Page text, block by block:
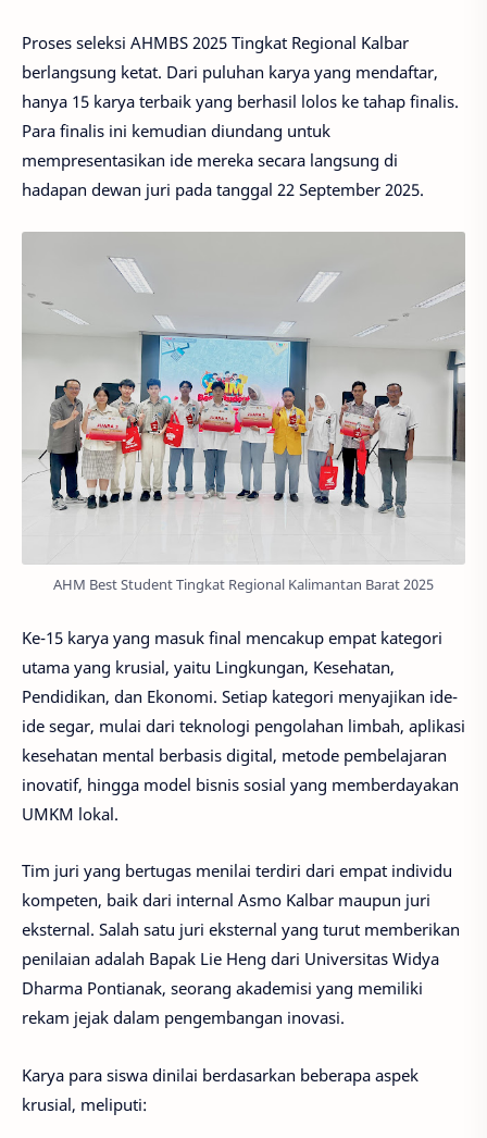
Proses seleksi AHMBS 2025 Tingkat Regional Kalbar
berlangsung ketat. Dari puluhan karya yang mendaftar,
hanya 15 karya terbaik yang berhasil lolos ke tahap finalis.
Para finalis ini kemudian diundang untuk
mempresentasikan ide mereka secara langsung di
hadapan dewan juri pada tanggal 22 September 2025.
AHM Best Student Tingkat Regional Kalimantan Barat 2025
Ke-15 karya yang masuk final mencakup empat kategori
utama yang krusial, yaitu Lingkungan, Kesehatan,
Pendidikan, dan Ekonomi. Setiap kategori menyajikan ide-
ide segar, mulai dari teknologi pengolahan limbah, aplikasi
kesehatan mental berbasis digital, metode pembelajaran
inovatif, hingga model bisnis sosial yang memberdayakan
UMKM lokal.
Tim juri yang bertugas menilai terdiri dari empat individu
kompeten, baik dari internal Asmo Kalbar maupun juri
eksternal. Salah satu juri eksternal yang turut memberikan
penilaian adalah Bapak Lie Heng dari Universitas Widya
Dharma Pontianak, seorang akademisi yang memiliki
rekam jejak dalam pengembangan inovasi.
Karya para siswa dinilai berdasarkan beberapa aspek
krusial, meliputi: